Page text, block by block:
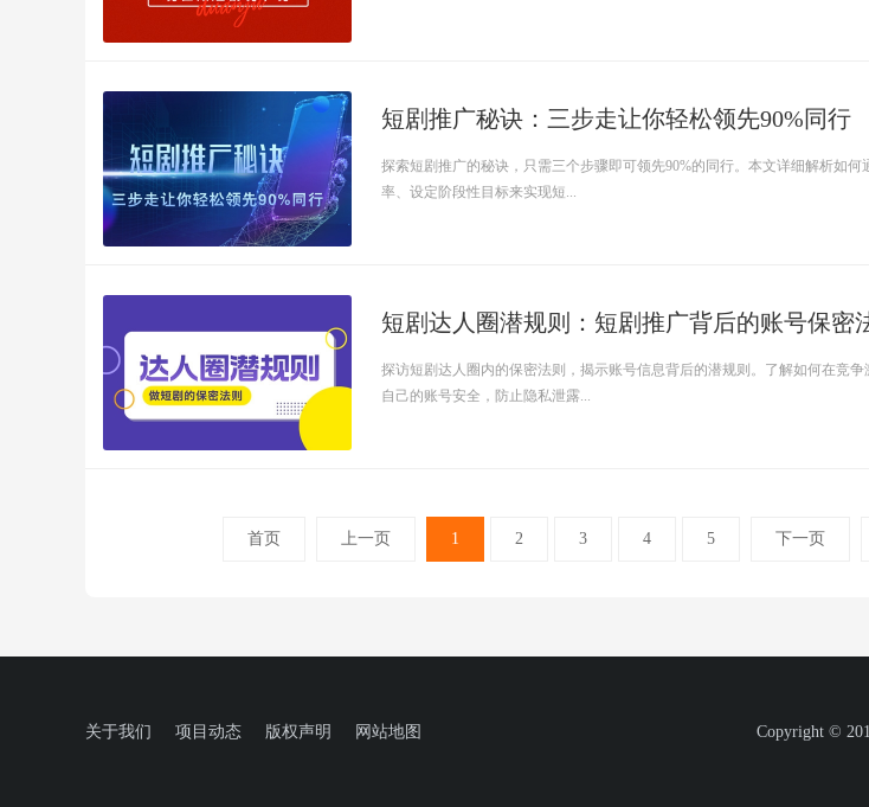
短剧推广秘诀：三步走让你轻松领先90%同行
探索短剧推广的秘诀，只需三个步骤即可领先90%的同行。本文详细解析如何
率、设定阶段性目标来实现短...
短剧达人圈潜规则：短剧推广背后的账号保密
探访短剧达人圈内的保密法则，揭示账号信息背后的潜规则。了解如何在竞
自己的账号安全，防止隐私泄露...
首页 上一页 1 2 3 4 5 下一页
关于我们 项目动态 版权声明 网站地图 Copyright ©